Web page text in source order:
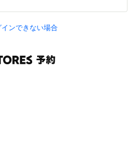
インできない場合